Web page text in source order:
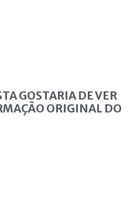
GOSTARIA DE VER
ORIGINAL DO